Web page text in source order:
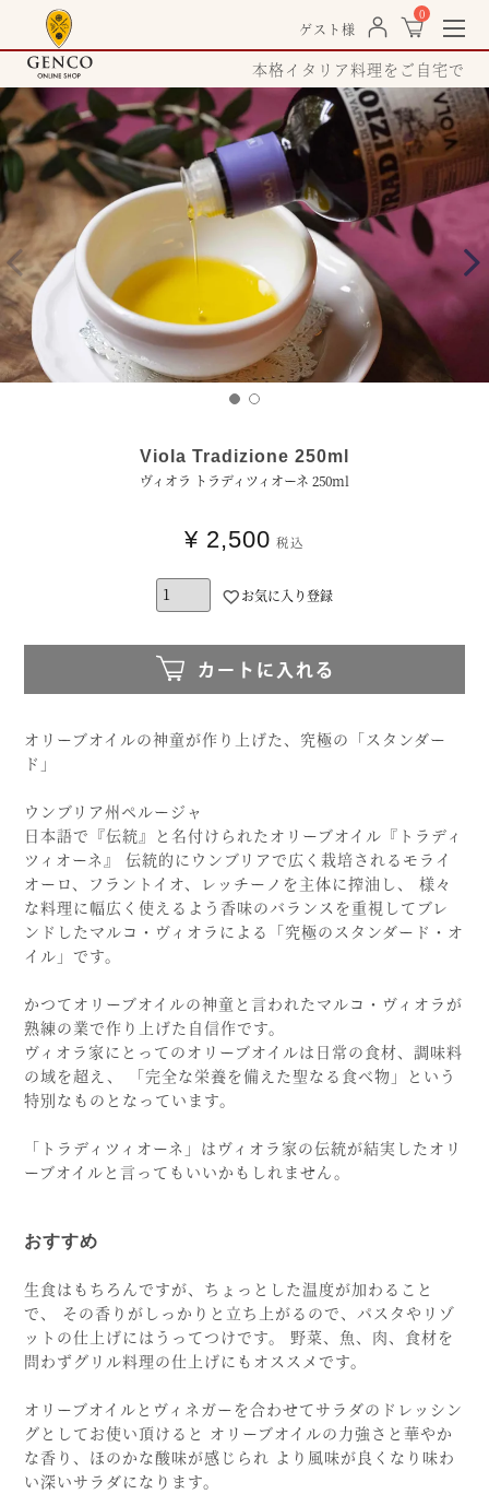
ゲスト様
0
本格イタリア料理をご自宅で
ヴィオラ トラディツィオーネ 250ml
Viola Tradizione 250ml
¥ 2,500 税込
お気に入り登録
カートに入れる
オリーブオイルの神童が作り上げた、究極の「スタンダー
ド」
ウンブリア州ペルージャ
日本語で『伝統』と名付けられたオリーブオイル『トラディ
ツィオーネ』 伝統的にウンブリアで広く栽培されるモライ
オーロ、フラントイオ、レッチーノを主体に搾油し、 様々
な料理に幅広く使えるよう香味のバランスを重視してブレ
ンドしたマルコ・ヴィオラによる「究極のスタンダード・オ
イル」です。
かつてオリーブオイルの神童と言われたマルコ・ヴィオラが
熟練の業で作り上げた自信作です。
ヴィオラ家にとってのオリーブオイルは日常の食材、調味料
の域を超え、 「完全な栄養を備えた聖なる食べ物」という
特別なものとなっています。
「トラディツィオーネ」はヴィオラ家の伝統が結実したオリ
ーブオイルと言ってもいいかもしれません。
おすすめ
生食はもちろんですが、ちょっとした温度が加わること
で、 その香りがしっかりと立ち上がるので、パスタやリゾ
ットの仕上げにはうってつけです。 野菜、魚、肉、食材を
問わずグリル料理の仕上げにもオススメです。
オリーブオイルとヴィネガーを合わせてサラダのドレッシン
グとしてお使い頂けると オリーブオイルの力強さと華やか
な香り、ほのかな酸味が感じられ より風味が良くなり味わ
い深いサラダになります。